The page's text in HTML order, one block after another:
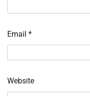
Email *
Website